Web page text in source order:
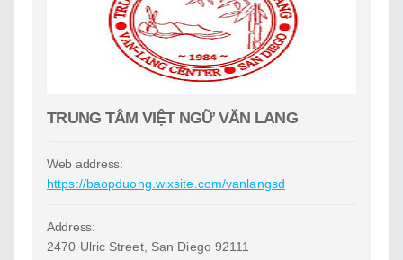
TRUNG TÂM VIỆT NGỮ VĂN LANG
Web address:
https://baopduong.wixsite.com/vanlangsd
Address:
2470 Ulric Street, San Diego 92111